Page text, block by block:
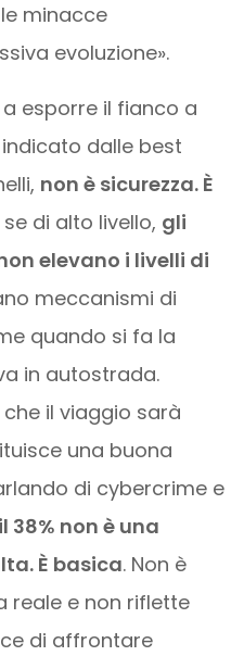
minacce
evoluzione».
esporre il fianco a
dalle best
non è sicurezza. È
se di alto livello, gli
elevano i livelli di
meccanismi di
quando si fa la
in autostrada.
il viaggio sarà
una buona
di cybercrime e
il 38% non è una
È basica. Non è
reale e non riflette
di affrontare